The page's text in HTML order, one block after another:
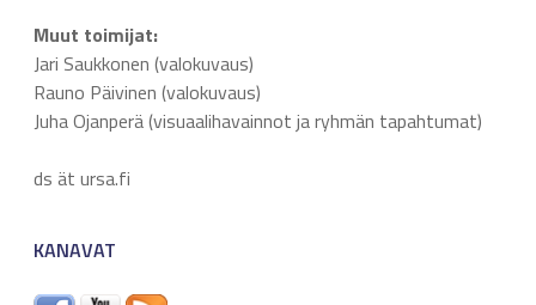
Muut toimijat:
Jari Saukkonen (valokuvaus)
Rauno Päivinen (valokuvaus)
Juha Ojanperä (visuaalihavainnot ja ryhmän tapahtumat)
ds ät ursa.fi
KANAVAT